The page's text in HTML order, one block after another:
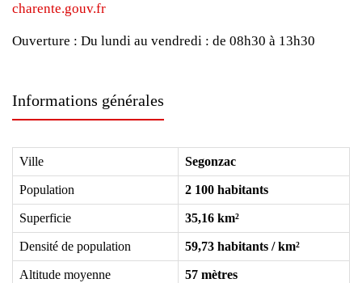
charente.gouv.fr
Ouverture : Du lundi au vendredi : de 08h30 à 13h30
Informations générales
Ville Segonzac
Population 2 100 habitants
Superficie 35,16 km²
Densité de population 59,73 habitants / km²
Altitude moyenne 57 mètres